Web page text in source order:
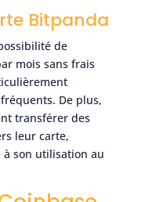
Bitpanda
de
mois sans frais
De plus,
transférer des
leur carte,
son utilisation au